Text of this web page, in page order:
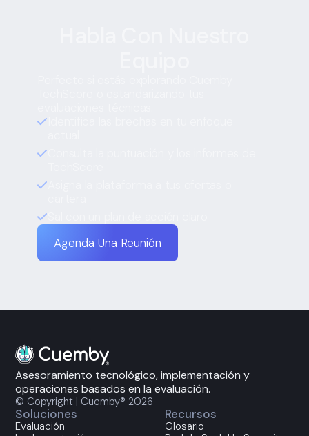
Agenda Una Reunión
Asesoramiento tecnológico, implementación y
operaciones basados en la evaluación.
© Copyright | Cuemby® 2026
Soluciones
Evaluación
Recursos
Glosario